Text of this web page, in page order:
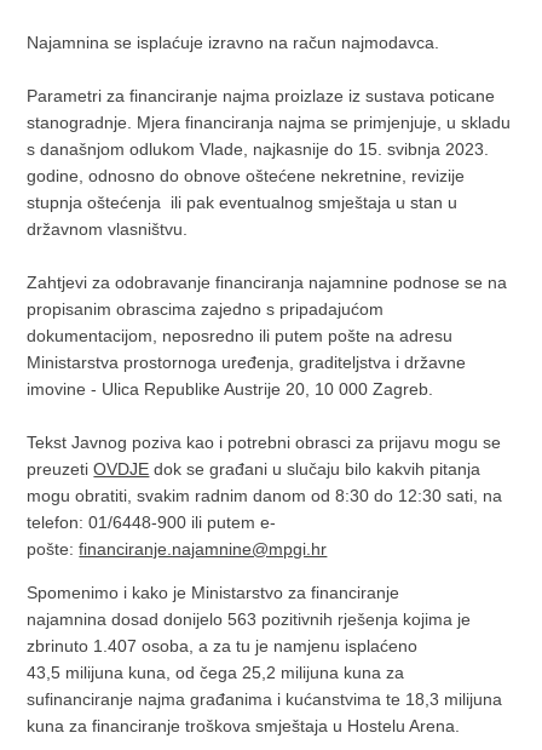
Najamnina se isplaćuje izravno na račun najmodavca.
Parametri za financiranje najma proizlaze iz sustava poticane
stanogradnje. Mjera financiranja najma se primjenjuje, u skladu
s današnjom odlukom Vlade, najkasnije do 15. svibnja 2023.
godine, odnosno do obnove oštećene nekretnine, revizije
stupnja oštećenja ili pak eventualnog smještaja u stan u
državnom vlasništvu.
Zahtjevi za odobravanje financiranja najamnine podnose se na
propisanim obrascima zajedno s pripadajućom
dokumentacijom, neposredno ili putem pošte na adresu
Ministarstva prostornoga uređenja, graditeljstva i državne
imovine - Ulica Republike Austrije 20, 10 000 Zagreb.
Tekst Javnog poziva kao i potrebni obrasci za prijavu mogu se
preuzetiOVDJE dok se građani u slučaju bilo kakvih pitanja
mogu obratiti, svakim radnim danom od 8:30 do 12:30 sati, na
telefon: 01/6448-900 ili putem e-
pošte:financiranje.najamnine@mpgi.hr
Spomenimo i kako je Ministarstvo za financiranje
najamnina dosad donijelo 563 pozitivnih rješenja kojima je
zbrinuto 1.407 osoba, a za tu je namjenu isplaćeno
43,5 milijuna kuna, od čega 25,2 milijuna kuna za
sufinanciranje najma građanima i kućanstvima te 18,3 milijuna
kuna za financiranje troškova smještaja u Hostelu Arena.